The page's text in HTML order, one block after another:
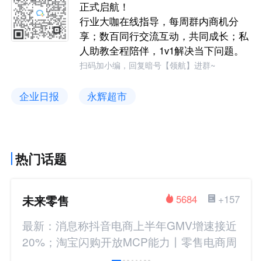
正式启航！
行业大咖在线指导，每周群内商机分
享；数百同行交流互动，共同成长；私
人助教全程陪伴，1v1解决当下问题。
扫码加小编，回复暗号【领航】进群~
企业日报 永辉超市
热门话题
未来零售 +157
5684
最新：消息称抖音电商上半年GMV增速接近
20%；淘宝闪购开放MCP能力丨零售电商周